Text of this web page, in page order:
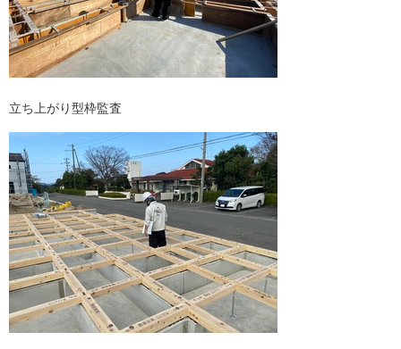
立ち上がり型枠監査